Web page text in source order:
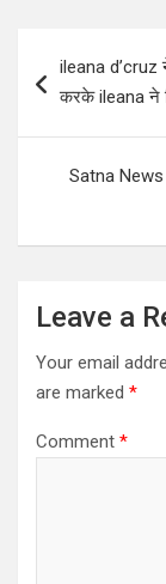
navigation
ileana d’cruz
करके ileana ने
Satna News
Leave a
Your email
are marked *
Comment *